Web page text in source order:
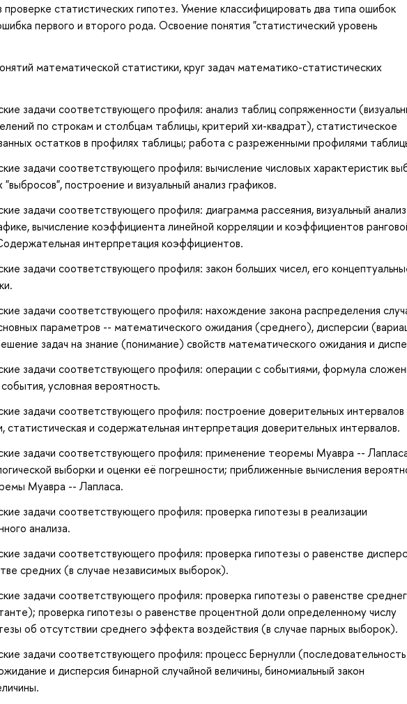
статистических гипотез. Умение классифицировать два типа ошибок
первого и второго рода. Освоение понятия "статистический уровень
математической статистики, круг задач математико-статистических
задачи соответствующего профиля: анализ таблиц сопряженности
по строкам и столбцам таблицы, критерий хи-квадрат), статистическое
остатков в профилях таблицы; работа с разреженными профилями
задачи соответствующего профиля: вычисление числовых характеристик
"выбросов", построение и визуальный анализ графиков.
задачи соответствующего профиля: диаграмма рассеяния, визуальный анализ
вычисление коэффициента линейной корреляции и коэффициентов
интерпретация коэффициентов.
задачи соответствующего профиля: закон больших чисел, его
задачи соответствующего профиля: нахождение закона распределения
параметров -- математического ожидания (среднего), дисперсии
задач на знание (понимание) свойств математического ожидания и
задачи соответствующего профиля: операции с событиями, формула
условная вероятность.
задачи соответствующего профиля: построение доверительных интервалов
статистическая и содержательная интерпретация доверительных интервалов.
задачи соответствующего профиля: применение теоремы Муавра --
выборки и оценки её погрешности; приближенные вычисления
Муавра -- Лапласа.
задачи соответствующего профиля: проверка гипотезы в реализации
анализа.
задачи соответствующего профиля: проверка гипотезы о равенстве
средних (в случае независимых выборок).
задачи соответствующего профиля: проверка гипотезы о равенстве
проверка гипотезы о равенстве процентной доли определенному числу
об отсутствии среднего эффекта воздействия (в случае парных выборок).
задачи соответствующего профиля: процесс Бернулли (последовательность
и дисперсия бинарной случайной величины, биномиальный закон